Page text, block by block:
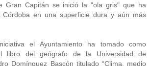
Gran Capitán se inició la "ola gris" que ha
Córdoba en una superficie dura y aún más
el Ayuntamiento ha tomado como
libro del geógrafo de la Universidad de
Domínguez Bascón titulado “Clima, medio